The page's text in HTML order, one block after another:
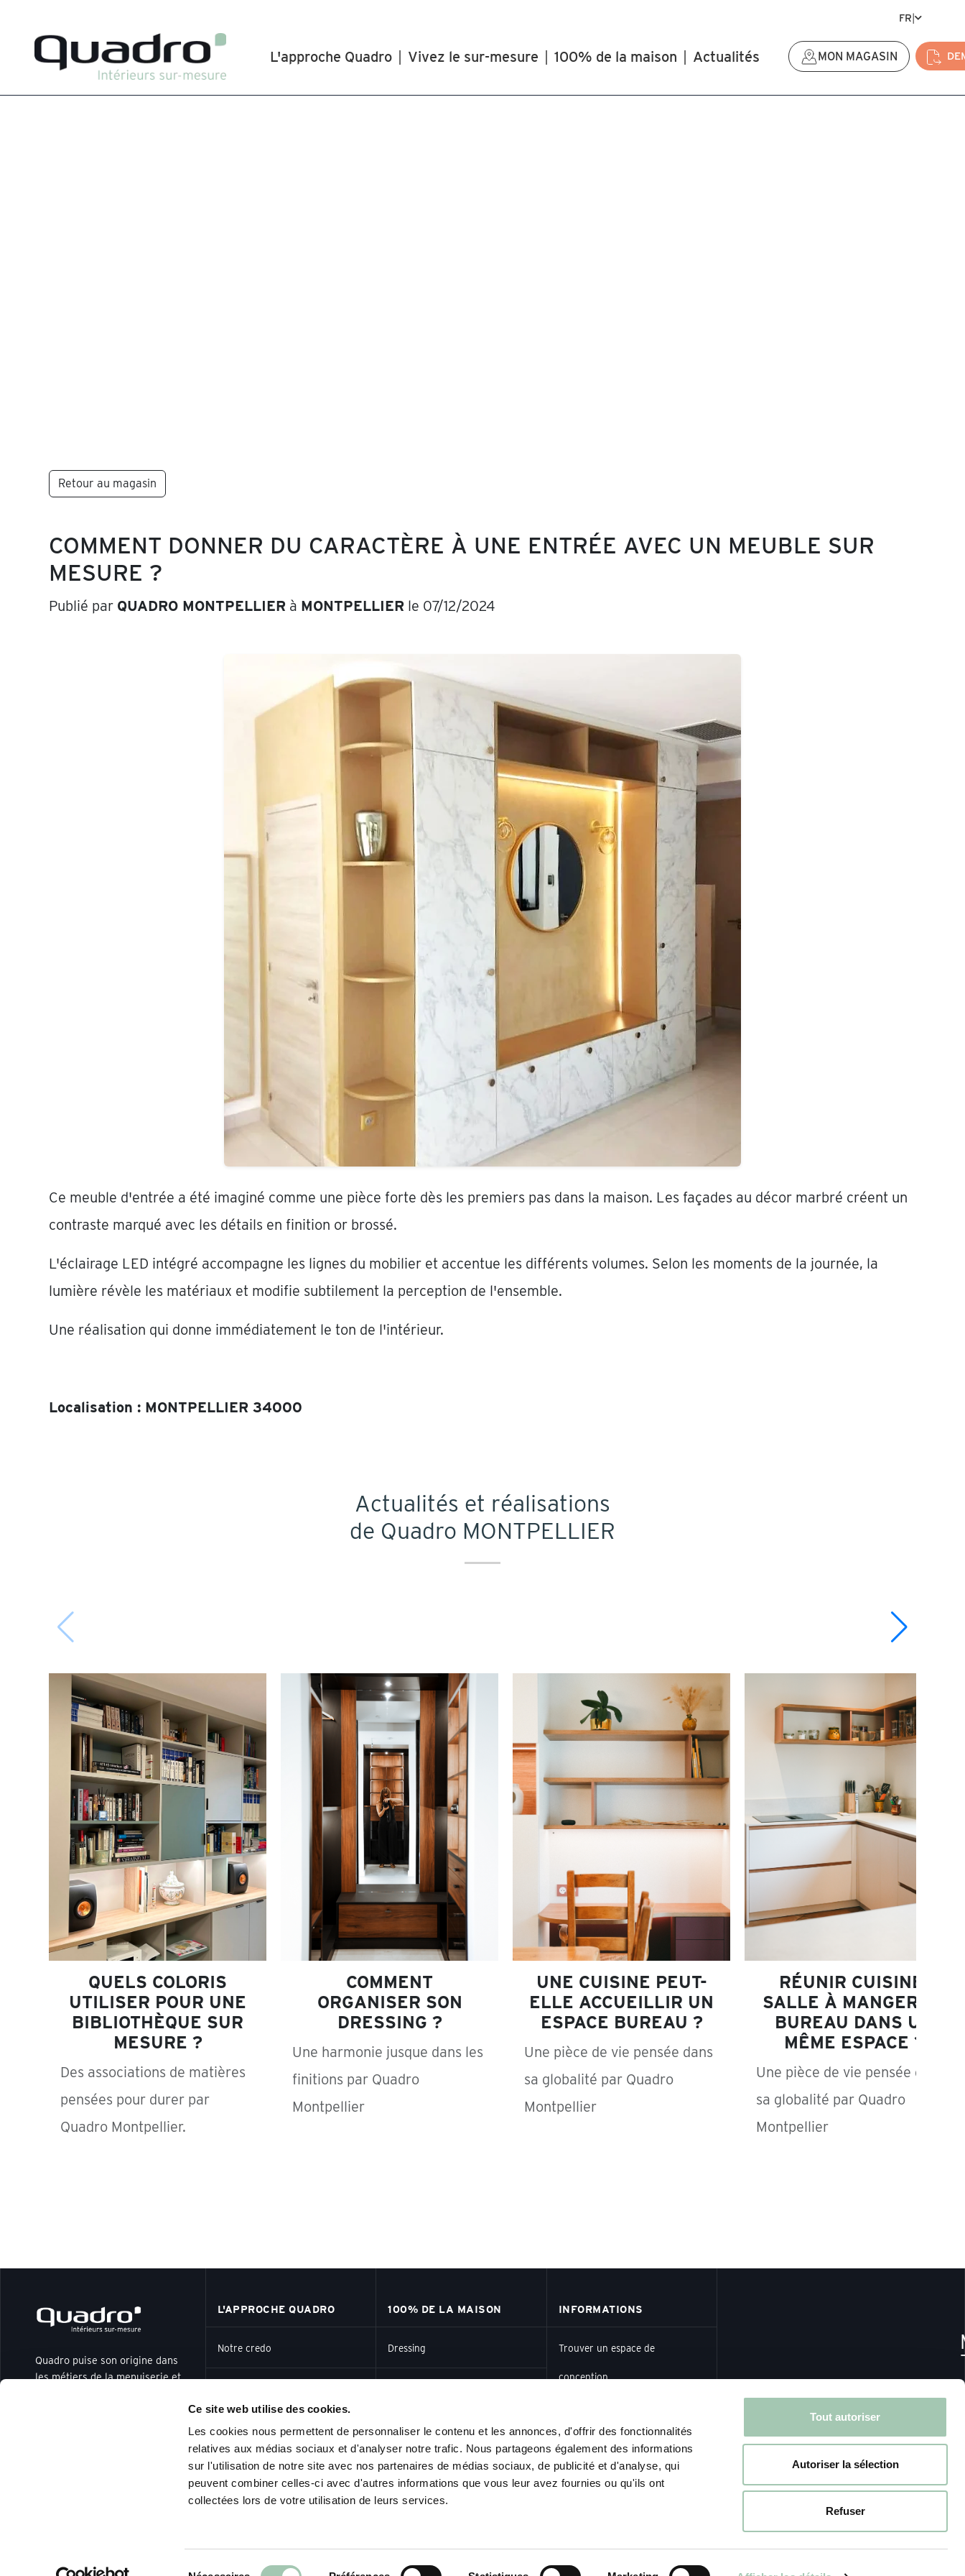
Ce site web utilise des cookies.
Les cookies nous permettent de personnaliser le contenu et les annonces, d'offrir des fonctionnalités
relatives aux médias sociaux et d'analyser notre trafic. Nous partageons également des informations
sur l'utilisation de notre site avec nos partenaires de médias sociaux, de publicité et d'analyse, qui
peuvent combiner celles-ci avec d'autres informations que vous leur avez fournies ou qu'ils ont
collectées lors de votre utilisation de leurs services.
Tout autoriser
Autoriser la sélection
Refuser
FR|
L'approche Quadro Vivez le sur-mesure 100% de la maison Actualités MON MAGASIN
Retour au magasin
COMMENT DONNER DU CARACTÈRE À UNE ENTRÉE AVEC UN MEUBLE SUR
MESURE ?
Publié par QUADRO MONTPELLIER à MONTPELLIER le 07/12/2024
Ce meuble d'entrée a été imaginé comme une pièce forte dès les premiers pas dans la maison. Les façades au décor marbré créent un
contraste marqué avec les détails en finition or brossé.
L'éclairage LED intégré accompagne les lignes du mobilier et accentue les différents volumes. Selon les moments de la journée, la
lumière révèle les matériaux et modifie subtilement la perception de l'ensemble.
Une réalisation qui donne immédiatement le ton de l'intérieur.
Localisation : MONTPELLIER 34000
Actualités et réalisations
de Quadro MONTPELLIER
QUELS COLORIS
UTILISER POUR UNE
BIBLIOTHÈQUE SUR
MESURE ?
Des associations de matières
pensées pour durer par
Quadro Montpellier.
COMMENT
ORGANISER SON
DRESSING ?
Une harmonie jusque dans les
finitions par Quadro
Montpellier
UNE CUISINE PEUT-
ELLE ACCUEILLIR UN
ESPACE BUREAU ?
Une pièce de vie pensée dans
sa globalité par Quadro
Montpellier
RÉUNIR CUISINE,
SALLE À MANGER ET
BUREAU DANS UN
MÊME ESPACE ?
Une pièce de vie pensée dans
sa globalité par Quadro
Montpellier
Quadro puise son origine dans
les métiers de la menuiserie et
styles de vie et des tendances en
L'APPROCHE QUADRO
Notre credo
Notre Savoir-Faire français
Nos 4 piliers
100% DE LA MAISON
Dressing
Sous-escalier
Comble & soupente
Chambre et tête de lit
INFORMATIONS
Trouver un espace de
conception
CONTACT
Trouvez un espace de